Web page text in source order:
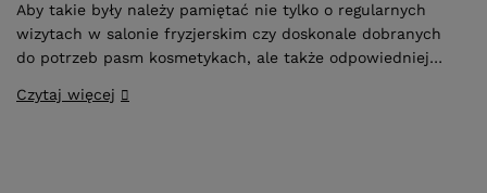
Aby takie były należy pamiętać nie tylko o regularnych
wizytach w salonie fryzjerskim czy doskonale dobranych
do potrzeb pasm kosmetykach, ale także odpowiedniej
narzędzie, po które sięgasz każdego dnia. Jeśli będzie ona
Czytaj więcej